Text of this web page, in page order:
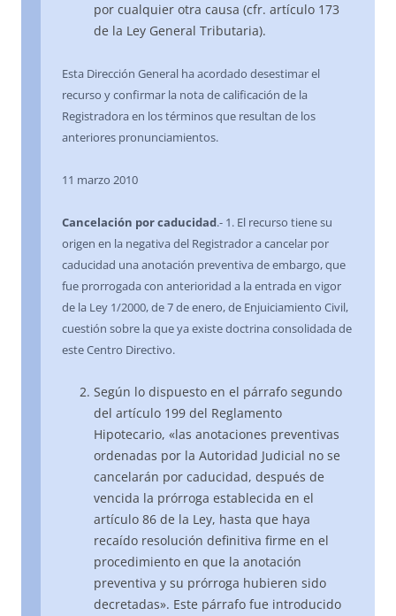
por cualquier otra causa (cfr. artículo 173
de la Ley General Tributaria).
Esta Dirección General ha acordado desestimar el
recurso y confirmar la nota de calificación de la
Registradora en los términos que resultan de los
anteriores pronunciamientos.
11 marzo 2010
Cancelación por caducidad.- 1. El recurso tiene su
origen en la negativa del Registrador a cancelar por
caducidad una anotación preventiva de embargo, que
fue prorrogada con anterioridad a la entrada en vigor
de la Ley 1/2000, de 7 de enero, de Enjuiciamiento Civil,
cuestión sobre la que ya existe doctrina consolidada de
este Centro Directivo.
Según lo dispuesto en el párrafo segundo
del artículo 199 del Reglamento
Hipotecario, «las anotaciones preventivas
ordenadas por la Autoridad Judicial no se
cancelarán por caducidad, después de
vencida la prórroga establecida en el
artículo 86 de la Ley, hasta que haya
recaído resolución definitiva firme en el
procedimiento en que la anotación
preventiva y su prórroga hubieren sido
decretadas». Este párrafo fue introducido